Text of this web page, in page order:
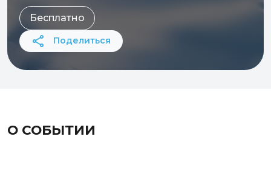
Бесплатно
Поделиться
О СОБЫТИИ